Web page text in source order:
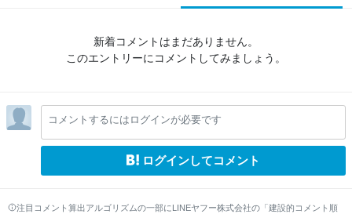
新着コメントはまだありません。
このエントリーにコメントしてみましょう。
コメントするにはログインが必要です
ログインしてコメント
注目コメント算出アルゴリズムの一部にLINEヤフー株式会社の「建設的コメント順